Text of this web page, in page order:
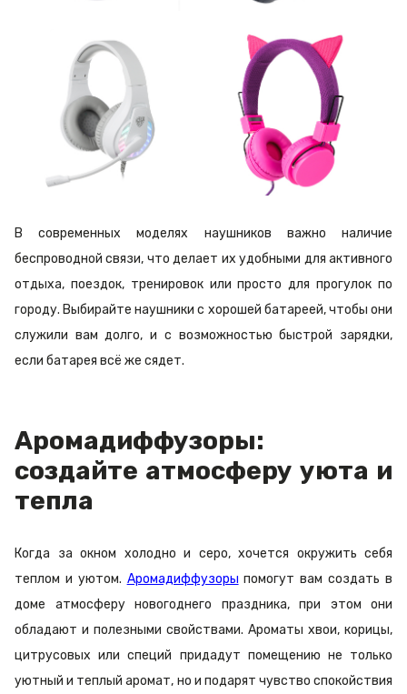
В современных моделях наушников важно наличие
беспроводной связи, что делает их удобными для активного
отдыха, поездок, тренировок или просто для прогулок по
городу. Выбирайте наушники с хорошей батареей, чтобы они
служили вам долго, и с возможностью быстрой зарядки,
если батарея всё же сядет.
Аромадиффузоры:
создайте атмосферу уюта и
тепла
Когда за окном холодно и серо, хочется окружить себя
теплом и уютом. Аромадиффузоры помогут вам создать в
доме атмосферу новогоднего праздника, при этом они
обладают и полезными свойствами. Ароматы хвои, корицы,
цитрусовых или специй придадут помещению не только
уютный и теплый аромат, но и подарят чувство спокойствия